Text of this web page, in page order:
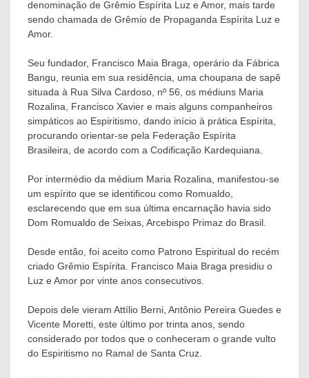
denominação de Grêmio Espírita Luz e Amor, mais tarde
sendo chamada de Grêmio de Propaganda Espírita Luz e
Amor.
Seu fundador, Francisco Maia Braga, operário da Fábrica
Bangu, reunia em sua residência, uma choupana de sapê
situada à Rua Silva Cardoso, nº 56, os médiuns Maria
Rozalina, Francisco Xavier e mais alguns companheiros
simpáticos ao Espiritismo, dando início à prática Espírita,
procurando orientar-se pela Federação Espírita
Brasileira, de acordo com a Codificação Kardequiana.
Por intermédio da médium Maria Rozalina, manifestou-se
um espírito que se identificou como Romualdo,
esclarecendo que em sua última encarnação havia sido
Dom Romualdo de Seixas, Arcebispo Primaz do Brasil.
Desde então, foi aceito como Patrono Espiritual do recém
criado Grêmio Espírita. Francisco Maia Braga presidiu o
Luz e Amor por vinte anos consecutivos.
Depois dele vieram Attílio Berni, Antônio Pereira Guedes e
Vicente Moretti, este último por trinta anos, sendo
considerado por todos que o conheceram o grande vulto
do Espiritismo no Ramal de Santa Cruz.